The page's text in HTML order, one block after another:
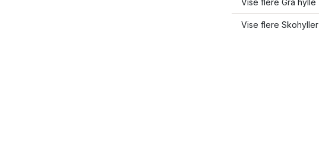
Vise flere Grå hylle
Vise flere Skohyller